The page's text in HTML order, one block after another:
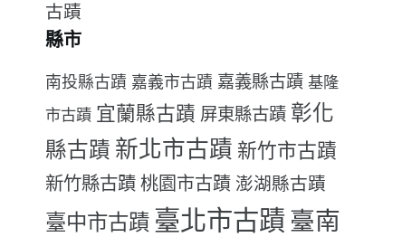
古蹟
縣市
南投縣古蹟 嘉義市古蹟 嘉義縣古蹟 基隆
市古蹟 宜蘭縣古蹟 屏東縣古蹟 彰化
縣古蹟 新北市古蹟 新竹市古蹟
新竹縣古蹟 桃園市古蹟 澎湖縣古蹟
臺中市古蹟 臺北市古蹟臺南